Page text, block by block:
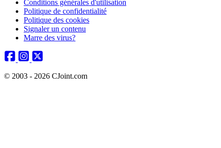
Conditions générales d'utilisation
Politique de confidentialité
Politique des cookies
Signaler un contenu
Marre des virus?
© 2003 - 2026 CJoint.com